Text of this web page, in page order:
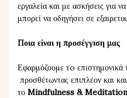
εργαλεία και με ασκήσεις για
μπορεί να οδηγήσει σε
Ποια είναι η προσέγγιση μας
Εφαρμόζουμε τo
προσθέτωντας επιπλέον και
το Mindfulness & Meditation